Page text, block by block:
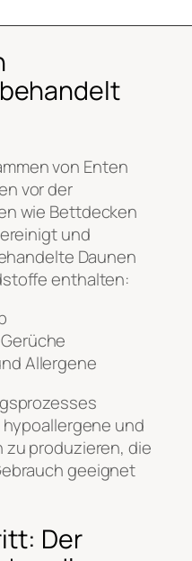
von Enten
vor der
wie Bettdecken
und
Daunen
enthalten:
Allergene
und
produzieren, die
geeignet
Der